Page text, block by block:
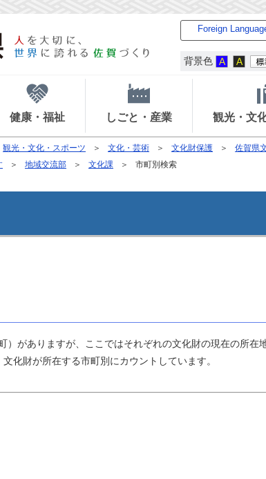
Foreign
背景色
健康・福祉 しごと・産業 観光・文
観光・文化・スポーツ 文化・芸術 文化財保護 佐賀県
地域交流部 文化課 市町別検索
がありますが、ここではそれぞれの文化財の現在の所在
化財が所在する市町別にカウントしています。